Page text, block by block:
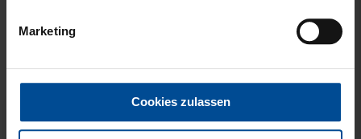
Marketing
Cookies zulassen
GRAU KIDS
SWEATER KARLSRUHE